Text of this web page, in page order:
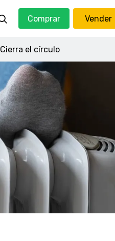
Comprar Vender
Cierra el círculo